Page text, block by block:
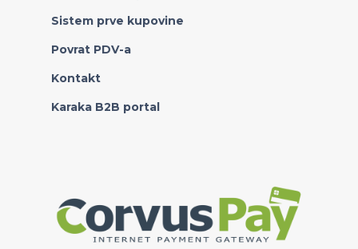
Sistem prve kupovine
Povrat PDV-a
Kontakt
Karaka B2B portal